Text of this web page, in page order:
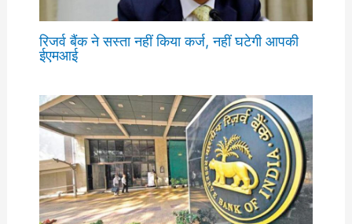
रिजर्व बैंक ने सस्ता नहीं किया कर्ज, नहीं घटेगी आपकी
ईएमआई